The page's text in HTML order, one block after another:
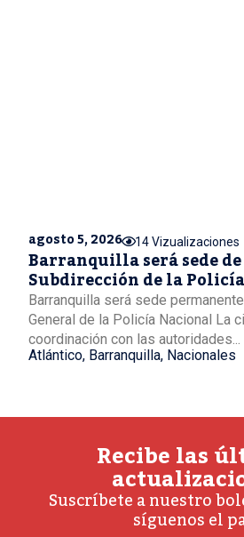
agosto 5, 2026 14 Vizualizaciones
Barranquilla será sede
Subdirección de la
Barranquilla será sede
General de la Policía Nacional La
coordinación con las autoridades...
Atlántico, Barranquilla, Nacionales
Recibe las
Suscríbete a nuestro
síguenos el